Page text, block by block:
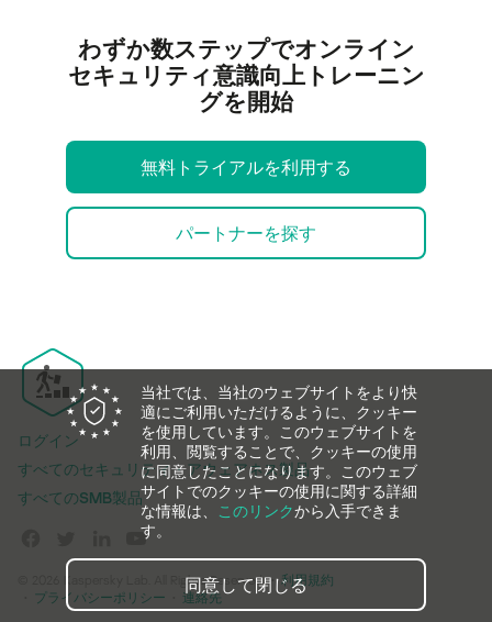
わずか数ステップでオンライン
セキュリティ意識向上トレーニン
グを開始
無料トライアルを利用する
パートナーを探す
ログイン
すべてのセキュリティ・アウェアネス製品
すべてのSMB製品
© 2026 Kaspersky Lab. All Rights Reserved.
利用規約
プライバシーポリシー
連絡先
当社では、当社のウェブサイトをより快
適にご利用いただけるように、クッキー
を使用しています。このウェブサイトを
利用、閲覧することで、クッキーの使用
に同意したことになります。このウェブ
サイトでのクッキーの使用に関する詳細
な情報は、
このリンクから入手できま
す。
同意して閉じる